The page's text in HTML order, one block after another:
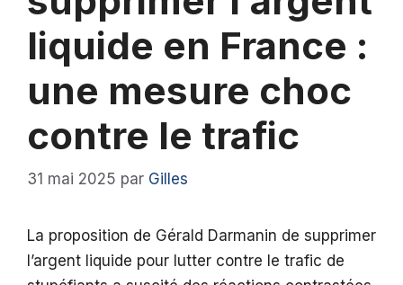
liquide en France :
une mesure choc
contre le trafic
31 mai 2025 par Gilles
La proposition de Gérald Darmanin de supprimer
l’argent liquide pour lutter contre le trafic de